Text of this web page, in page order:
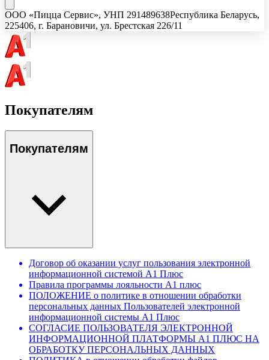
ООО «Пицца Сервис», УНП 291489638Республика Беларусь,
225406, г. Барановичи, ул. Брестская 226/11
Покупателям
Покупателям
Договор об оказании услуг пользования электронной
информационной системой А1 Плюс
Правила программы лояльности А1 плюс
ПОЛОЖЕНИЕ о политике в отношении обработки
персональных данных Пользователей электронной
информационной системы А1 Плюс
СОГЛАСИЕ ПОЛЬЗОВАТЕЛЯ ЭЛЕКТРОННОЙ
ИНФОРМАЦИОННОЙ ПЛАТФОРМЫ А1 ПЛЮС НА
ОБРАБОТКУ ПЕРСОНАЛЬНЫХ ДАННЫХ